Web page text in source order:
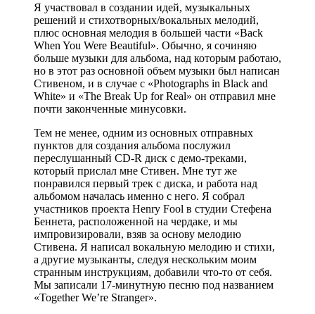
Я участвовал в создании идей, музыкальных
решений и стихотворных/вокальных мелодий,
плюс основная мелодия в большей части «Back
When You Were Beautiful». Обычно, я сочиняю
больше музыки для альбома, над которым работаю,
но в этот раз основной объем музыки был написан
Стивеном, и в случае с «Photographs in Black and
White» и «The Break Up for Real» он отправил мне
почти законченные минусовки.
Тем не менее, одним из основных отправных
пунктов для создания альбома послужил
переслушанный CD-R диск с демо-треками,
который прислал мне Стивен. Мне тут же
понравился первый трек с диска, и работа над
альбомом началась именно с него. Я собрал
участников проекта Henry Fool в студии Стефена
Беннета, расположенной на чердаке, и мы
импровизировали, взяв за основу мелодию
Стивена. Я написал вокальную мелодию и стихи,
а другие музыканты, следуя нескольким моим
странным инструкциям, добавили что-то от себя.
Мы записали 17-минутную песню под названием
«Together We’re Stranger».